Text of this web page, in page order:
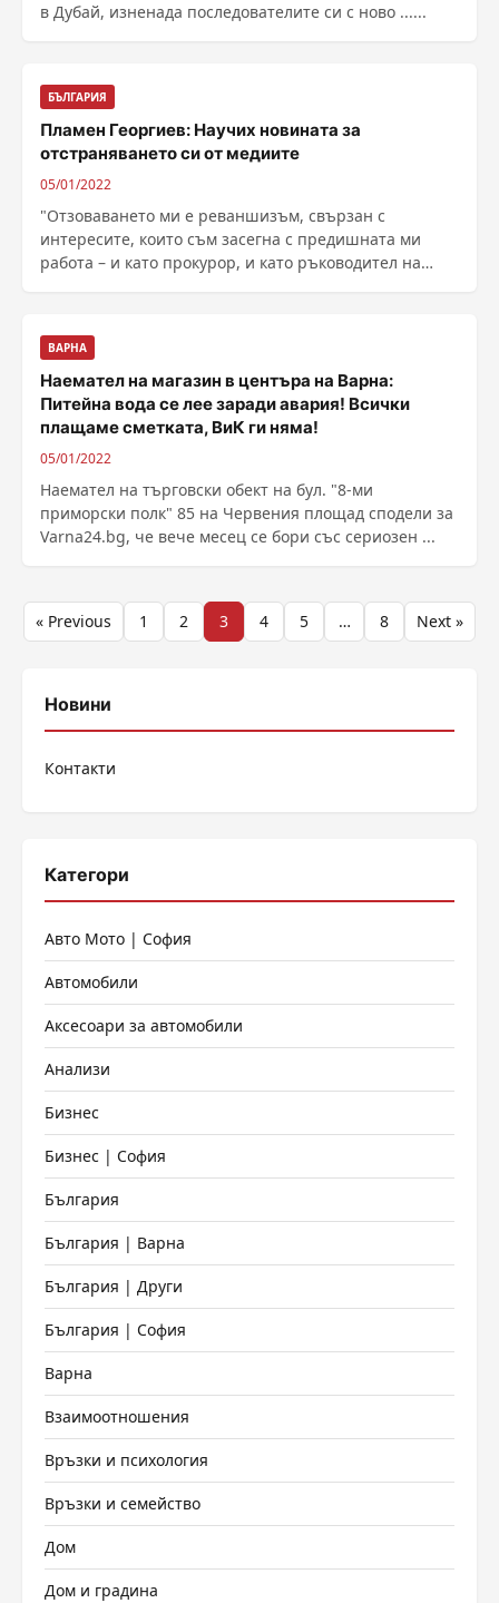
в Дубай, изненада последователите си с ново ......
БЪЛГАРИЯ
Пламен Георгиев: Научих новината за
отстраняването си от медиите
05/01/2022
"Отзоваването ми е реваншизъм, свързан с
интересите, които съм засегна с предишната ми
работа – и като прокурор, и като ръководител на
ВАРНА
Наемател на магазин в центъра на Варна:
Питейна вода се лее заради авария! Всички
плащаме сметката, ВиК ги няма!
05/01/2022
Наемател на търговски обект на бул. "8-ми
приморски полк" 85 на Червения площад сподели за
Varna24.bg, че вече месец се бори със сериозен ...
Разделяне
публикациите
« Previous 1 2 3 4 5 … 8 Next »
Новини
Контакти
Категори
Авто Мото | София
Автомобили
Аксесоари за автомобили
Анализи
Бизнес
Бизнес | София
България
България | Варна
България | Други
България | София
Варна
Взаимоотношения
Връзки и психология
Връзки и семейство
Дом
Дом и градина